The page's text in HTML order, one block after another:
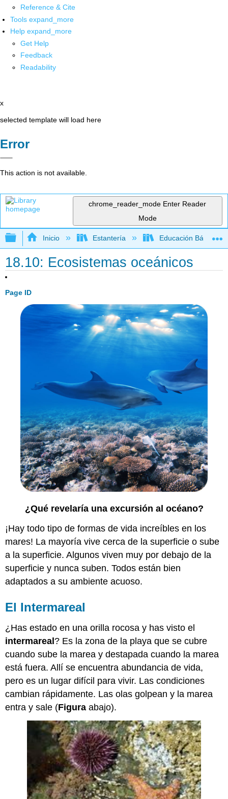
Reference & Cite
Tools expand_more
Help expand_more
Get Help
Feedback
Readability
x
selected template will load here
Error
This action is not available.
chrome_reader_mode Enter Reader
Mode
Expandir/contraer jerarquía global
Inicio Estantería Educación Básica
18.10: Ecosistemas oceánicos
Page ID
¿Qué revelaría una excursión al océano?
¡Hay todo tipo de formas de vida increíbles en los
mares! La mayoría vive cerca de la superficie o sube
a la superficie. Algunos viven muy por debajo de la
superficie y nunca suben. Todos están bien
adaptados a su ambiente acuoso.
El Intermareal
¿Has estado en una orilla rocosa y has visto el
intermareal? Es la zona de la playa que se cubre
cuando sube la marea y destapada cuando la marea
está fuera. Allí se encuentra abundancia de vida,
pero es un lugar difícil para vivir. Las condiciones
cambian rápidamente. Las olas golpean y la marea
entra y sale (Figura abajo).